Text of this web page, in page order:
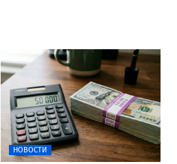
НОВОСТИ